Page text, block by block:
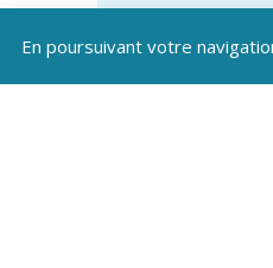
En poursuivant votre